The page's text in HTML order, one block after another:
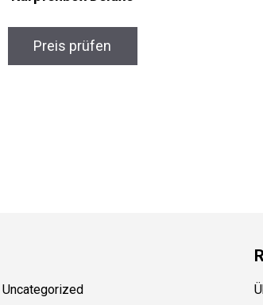
Preis prüfen
Uncategorized